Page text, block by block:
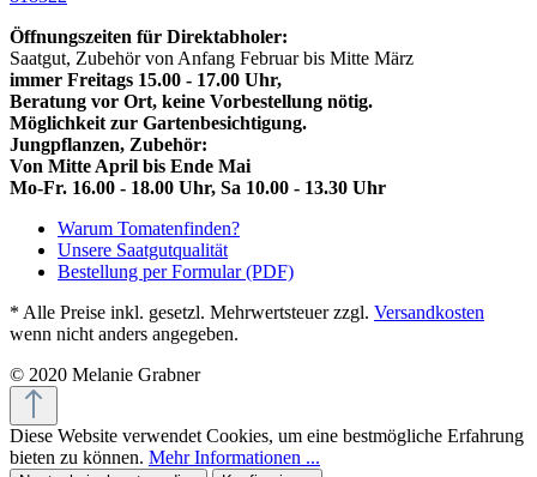
Öffnungszeiten für Direktabholer:
Saatgut, Zubehör von Anfang Februar bis Mitte März
immer Freitags 15.00 - 17.00 Uhr,
Beratung vor Ort, keine Vorbestellung nötig.
Möglichkeit zur Gartenbesichtigung.
Jungpflanzen, Zubehör:
Von Mitte April bis Ende Mai
Mo-Fr. 16.00 - 18.00 Uhr, Sa 10.00 - 13.30 Uhr
Warum Tomatenfinden?
Unsere Saatgutqualität
Bestellung per Formular (PDF)
* Alle Preise inkl. gesetzl. Mehrwertsteuer zzgl. Versandkosten
wenn nicht anders angegeben.
© 2020 Melanie Grabner
Diese Website verwendet Cookies, um eine bestmögliche Erfahrung
bieten zu können. Mehr Informationen ...